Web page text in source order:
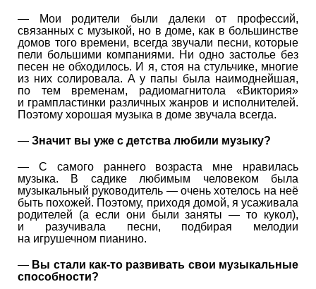
— Мои родители были далеки от профессий,
связанных с музыкой, но в доме, как в большинстве
домов того времени, всегда звучали песни, которые
пели большими компаниями. Ни одно застолье без
песен не обходилось. И я, стоя на стульчике, многие
из них солировала. А у папы была наимоднейшая,
по тем временам, радиомагнитола «Виктория»
и грампластинки различных жанров и исполнителей.
Поэтому хорошая музыка в доме звучала всегда.
— Значит вы уже с детства любили музыку?
— С самого раннего возраста мне нравилась
музыка. В садике любимым человеком была
музыкальный руководитель — очень хотелось на неё
быть похожей. Поэтому, приходя домой, я усаживала
родителей (а если они были заняты — то кукол),
и разучивала песни, подбирая мелодии
на игрушечном пианино.
— Вы стали как-то развивать свои музыкальные
способности?